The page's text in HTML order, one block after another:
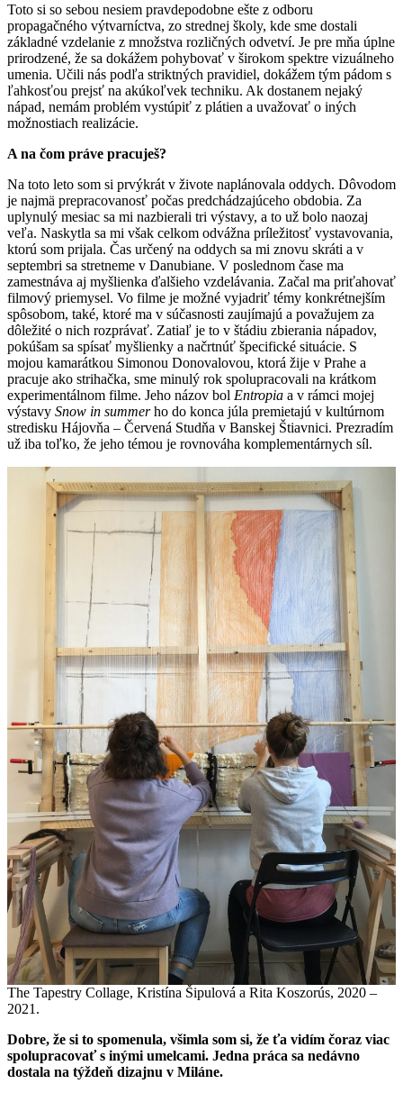
Toto si so sebou nesiem pravdepodobne ešte z odboru
propagačného výtvarníctva, zo strednej školy, kde sme dostali
základné vzdelanie z množstva rozličných odvetví. Je pre mňa úplne
prirodzené, že sa dokážem pohybovať v širokom spektre vizuálneho
umenia. Učili nás podľa striktných pravidiel, dokážem tým pádom s
ľahkosťou prejsť na akúkoľvek techniku. Ak dostanem nejaký
nápad, nemám problém vystúpiť z plátien a uvažovať o iných
možnostiach realizácie.
A na čom práve pracuješ?
Na toto leto som si prvýkrát v živote naplánovala oddych. Dôvodom
je najmä prepracovanosť počas predchádzajúceho obdobia. Za
uplynulý mesiac sa mi nazbierali tri výstavy, a to už bolo naozaj
veľa. Naskytla sa mi však celkom odvážna príležitosť vystavovania,
ktorú som prijala. Čas určený na oddych sa mi znovu skráti a v
septembri sa stretneme v Danubiane. V poslednom čase ma
zamestnáva aj myšlienka ďalšieho vzdelávania. Začal ma priťahovať
filmový priemysel. Vo filme je možné vyjadriť témy konkrétnejším
spôsobom, také, ktoré ma v súčasnosti zaujímajú a považujem za
dôležité o nich rozprávať. Zatiaľ je to v štádiu zbierania nápadov,
pokúšam sa spísať myšlienky a načrtnúť špecifické situácie. S
mojou kamarátkou Simonou Donovalovou, ktorá žije v Prahe a
pracuje ako strihačka, sme minulý rok spolupracovali na krátkom
experimentálnom filme. Jeho názov bol Entropia a v rámci mojej
výstavy Snow in summerho do konca júla premietajú v kultúrnom
stredisku Hájovňa – Červená Studňa v Banskej Štiavnici. Prezradím
už iba toľko, že jeho témou je rovnováha komplementárnych síl.
The Tapestry Collage, Kristína Šipulová a Rita Koszorús, 2020 –
2021.
Dobre, že si to spomenula, všimla som si, že ťa vidím čoraz viac
spolupracovať s inými umelcami. Jedna práca sa nedávno
dostala na týždeň dizajnu v Miláne.